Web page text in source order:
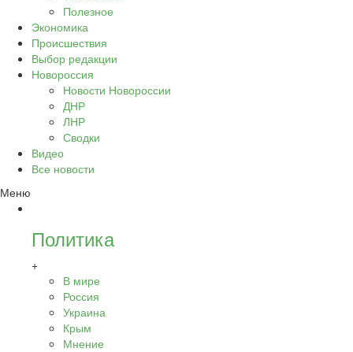
Полезное
Экономика
Происшествия
Выбор редакции
Новороссия
Новости Новороссии
ДНР
ЛНР
Сводки
Видео
Все новости
Меню
Политика
+
В мире
Россия
Украина
Крым
Мнение